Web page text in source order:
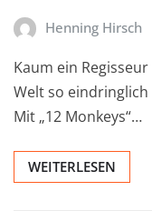
Henning Hirsch
Kaum ein
Welt so eindringlich
Mit „12 Monkeys“…
WEITERLESEN